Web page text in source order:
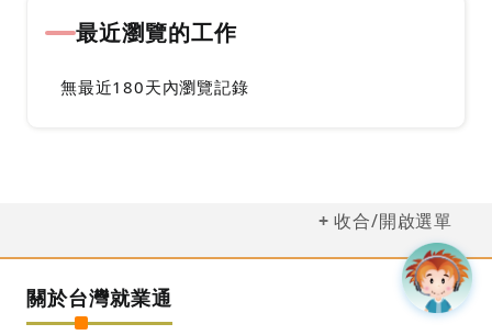
最近瀏覽的工作
無最近180天內瀏覽記錄
收合/開啟選單
關於台灣就業通